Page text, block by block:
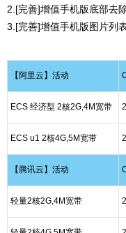
2.[完善]增值手机版底部去
3.[完善]增值手机版图片列
【阿里云】活动
ECS 经济型 2核2G,4M宽带
ECS u1 2核4G,5M宽带
【腾讯云】活动
轻量2核2G,4M宽带